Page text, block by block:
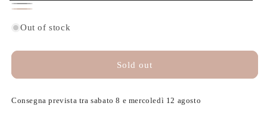
Blu navy
Variant sold out or unavailable
Nero
Variant sold out or unavailable
Out of stock
Sold out
Consegna prevista tra sabato 8 e mercoledì 12 agosto